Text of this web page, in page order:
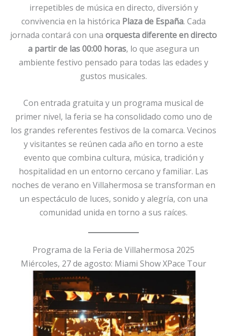
irrepetibles de música en directo, diversión y
convivencia en la histórica Plaza de España. Cada
jornada contará con una orquesta diferente en directo
a partir de las 00:00 horas, lo que asegura un
ambiente festivo pensado para todas las edades y
gustos musicales.
Con entrada gratuita y un programa musical de
primer nivel, la feria se ha consolidado como uno de
los grandes referentes festivos de la comarca. Vecinos
y visitantes se reúnen cada año en torno a este
evento que combina cultura, música, tradición y
hospitalidad en un entorno cercano y familiar. Las
noches de verano en Villahermosa se transforman en
un espectáculo de luces, sonido y alegría, con una
comunidad unida en torno a sus raíces.
Programa de la Feria de Villahermosa 2025
Miércoles, 27 de agosto: Miami Show XPace Tour